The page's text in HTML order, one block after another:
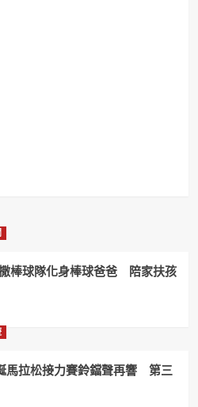
棒球隊化身棒球爸爸 陪家扶孩
馬拉松接力賽鈴鐺聲再響 第三